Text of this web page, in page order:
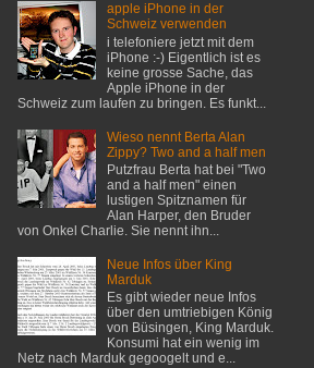
apple iPhone in der
Schweiz verwenden
i telefoniere jetzt mit dem
iPhone :-) Eigentlich ist es
keine grosse Sache, das
Apple iPhone in der
Schweiz zum laufen zu bringen. Es funkt...
Wieso nennt Berta Alan
Zippy? Two and a half men
Putzfrau Berta hat bei "Two
and a half men" einen
lustigen Spitznamen für
Alan Harper, den Bruder
von Onkel Charlie. Sie nennt ihn...
Neue Infos über King
Marduk
Es gibt wieder neue Infos
über den umtriebigen König
von Büsingen, King Marduk.
Konsumi hat ein wenig im
Netz nach Marduk gegoogelt und e...